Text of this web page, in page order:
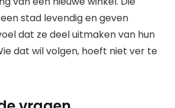
stad levendig en geven
dat ze deel uitmaken van hun
dat wil volgen, hoeft niet ver te